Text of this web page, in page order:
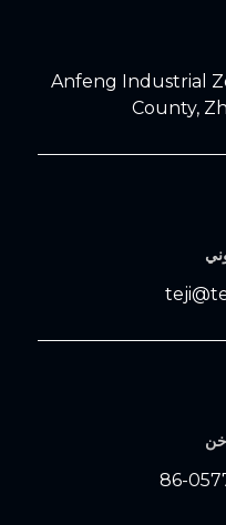
Anfeng Industrial
County,